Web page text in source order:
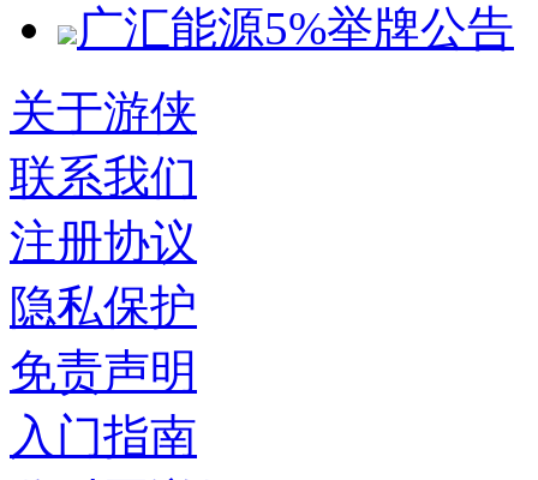
广汇能源5%举牌公告
关于游侠
联系我们
注册协议
隐私保护
免责声明
入门指南